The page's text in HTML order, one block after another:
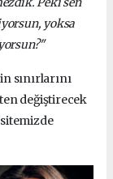
yoksa
sınırlarını
değiştirecek
sitemizde